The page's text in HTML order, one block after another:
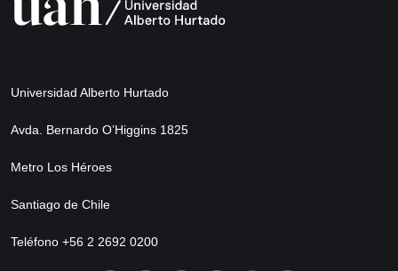
Universidad Alberto Hurtado
Avda. Bernardo O’Higgins 1825
Metro Los Héroes
Santiago de Chile
Teléfono +56 2 2692 0200